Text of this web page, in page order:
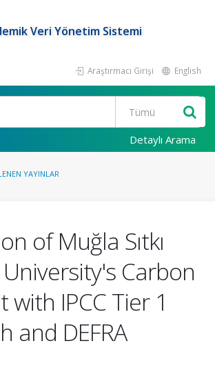
Veri Yönetim Sistemi
Araştırmacı Girişi English
Detaylı Arama
YAYINLAR
of Muğla Sıtkı
Carbon
with IPCC Tier 1
and DEFRA